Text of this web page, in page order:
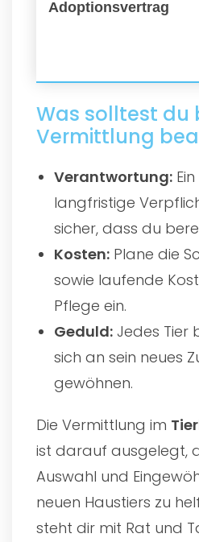
Adoptionsvertrag
Was solltest du
Vermittlung
Verantwortung:
langfristige
sicher, dass du
Kosten: Plane die
sowie laufende
Pflege ein.
Geduld: Jedes Tier
sich an sein neues
gewöhnen.
Die Vermittlung im
ist darauf ausgelegt,
Auswahl und
neuen Haustiers zu
steht dir mit Rat und